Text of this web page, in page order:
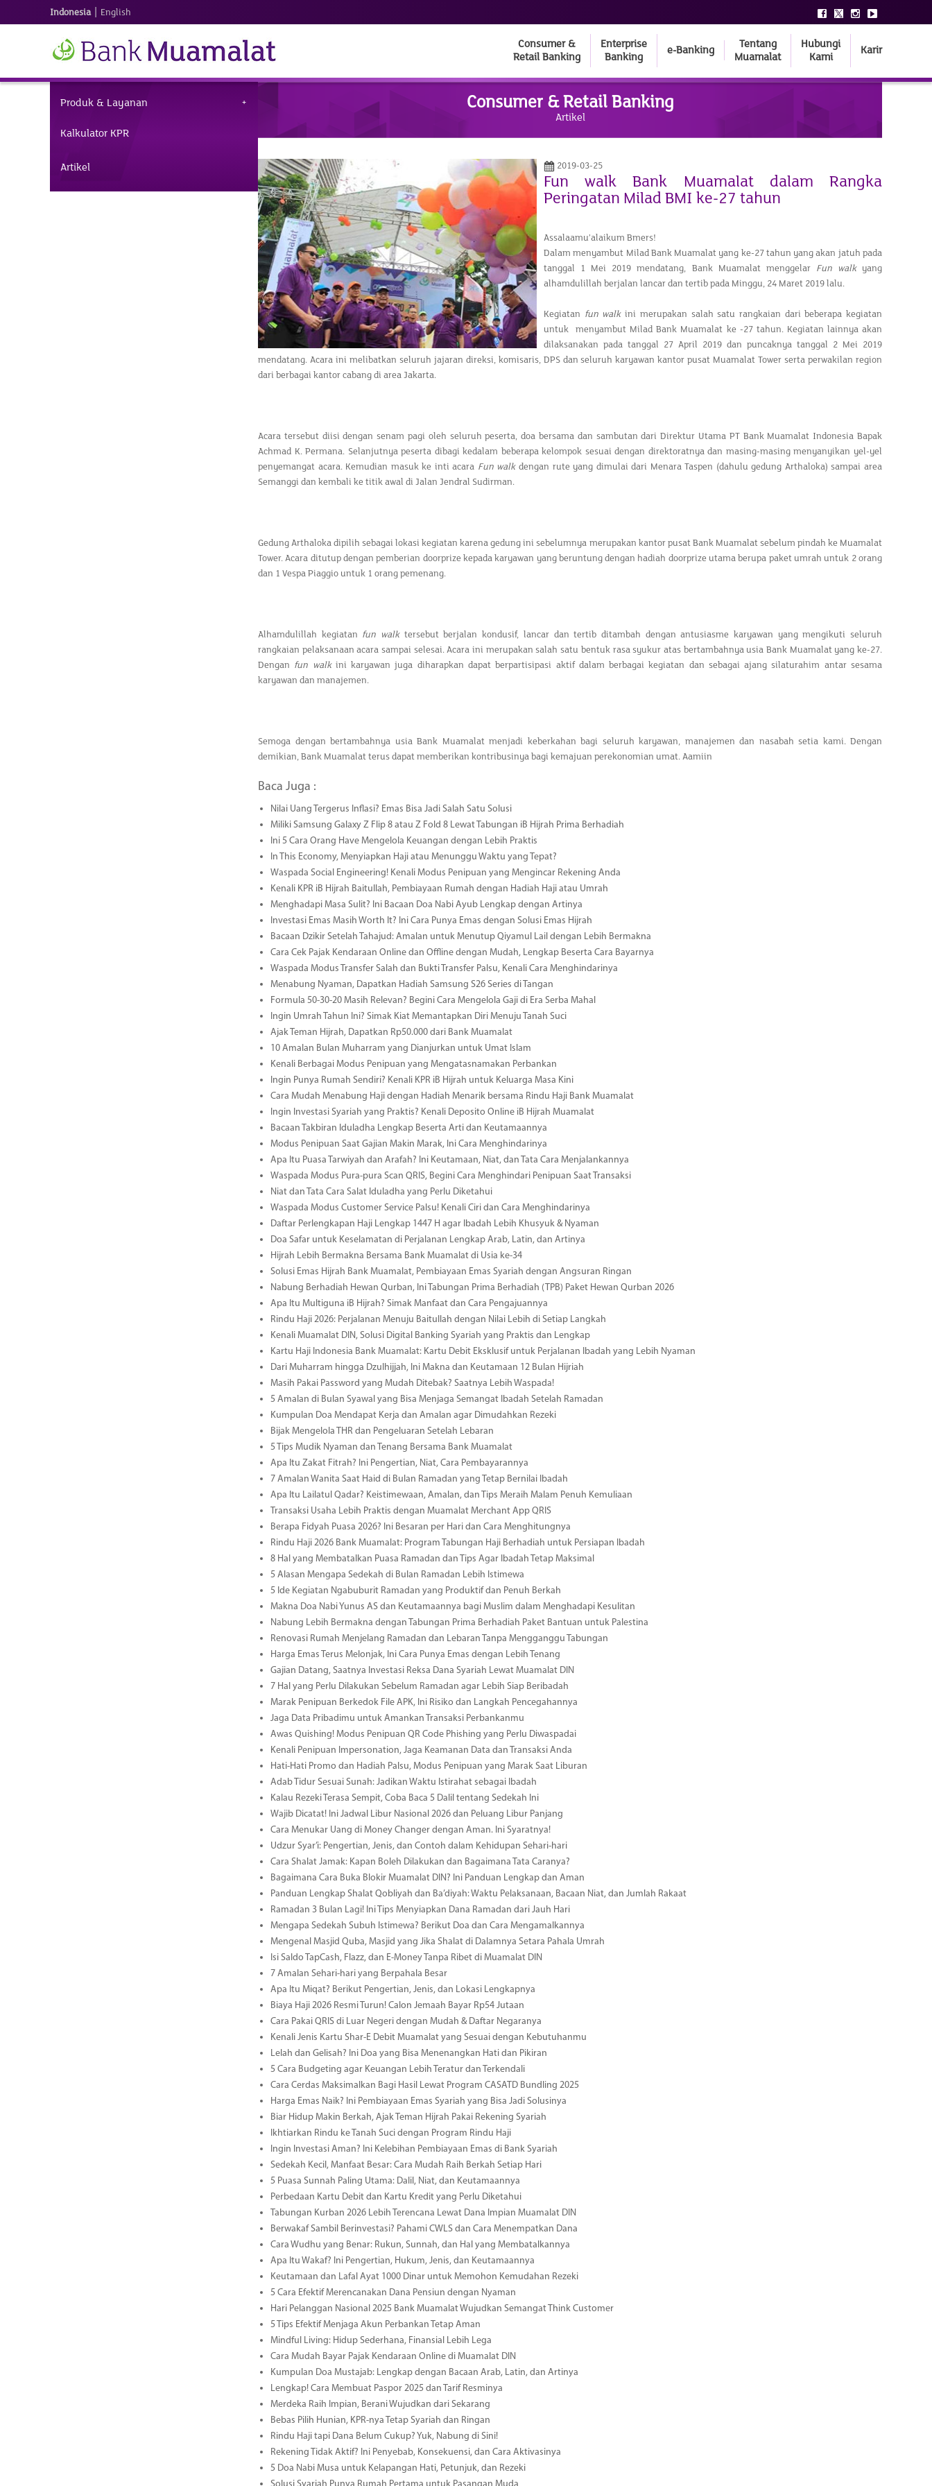
Indonesia | English
Consumer &
Retail Banking
Enterprise
Banking
e-Banking
Tentang
Muamalat
Hubungi
Kami
Karir
Produk & Layanan
Kalkulator KPR
Artikel
Consumer & Retail Banking
Artikel
2019-03-25
Fun walk Bank Muamalat dalam Rangka
Peringatan Milad BMI ke-27 tahun
Assalaamu’alaikum Bmers!
Dalam menyambut Milad Bank Muamalat yang ke-27 tahun yang akan jatuh pada
tanggal 1 Mei 2019 mendatang, Bank Muamalat menggelar Fun walkyang
alhamdulillah berjalan lancar dan tertib pada Minggu, 24 Maret 2019 lalu.
Kegiatan fun walkini merupakan salah satu rangkaian dari beberapa kegiatan
untuk menyambut Milad Bank Muamalat ke -27 tahun. Kegiatan lainnya akan
dilaksanakan pada tanggal 27 April 2019 dan puncaknya tanggal 2 Mei 2019
mendatang. Acara ini melibatkan seluruh jajaran direksi, komisaris, DPS dan seluruh karyawan kantor pusat Muamalat Tower serta perwakilan region
dari berbagai kantor cabang di area Jakarta.
Acara tersebut diisi dengan senam pagi oleh seluruh peserta, doa bersama dan sambutan dari Direktur Utama PT Bank Muamalat Indonesia Bapak
Achmad K. Permana. Selanjutnya peserta dibagi kedalam beberapa kelompok sesuai dengan direktoratnya dan masing-masing menyanyikan yel-yel
penyemangat acara. Kemudian masuk ke inti acara Fun walkdengan rute yang dimulai dari Menara Taspen (dahulu gedung Arthaloka) sampai area
Semanggi dan kembali ke titik awal di Jalan Jendral Sudirman.
Gedung Arthaloka dipilih sebagai lokasi kegiatan karena gedung ini sebelumnya merupakan kantor pusat Bank Muamalat sebelum pindah ke Muamalat
Tower. Acara ditutup dengan pemberian doorprize kepada karyawan yang beruntung dengan hadiah doorprize utama berupa paket umrah untuk 2 orang
dan 1 Vespa Piaggio untuk 1 orang pemenang.
Alhamdulillah kegiatan fun walktersebut berjalan kondusif, lancar dan tertib ditambah dengan antusiasme karyawan yang mengikuti seluruh
rangkaian pelaksanaan acara sampai selesai. Acara ini merupakan salah satu bentuk rasa syukur atas bertambahnya usia Bank Muamalat yang ke-27.
Dengan fun walkini karyawan juga diharapkan dapat berpartisipasi aktif dalam berbagai kegiatan dan sebagai ajang silaturahim antar sesama
karyawan dan manajemen.
Semoga dengan bertambahnya usia Bank Muamalat menjadi keberkahan bagi seluruh karyawan, manajemen dan nasabah setia kami. Dengan
demikian, Bank Muamalat terus dapat memberikan kontribusinya bagi kemajuan perekonomian umat. Aamiin
Baca Juga :
Nilai Uang Tergerus Inflasi? Emas Bisa Jadi Salah Satu Solusi
Miliki Samsung Galaxy Z Flip 8 atau Z Fold 8 Lewat Tabungan iB Hijrah Prima Berhadiah
Ini 5 Cara Orang Have Mengelola Keuangan dengan Lebih Praktis
In This Economy, Menyiapkan Haji atau Menunggu Waktu yang Tepat?
Waspada Social Engineering! Kenali Modus Penipuan yang Mengincar Rekening Anda
Kenali KPR iB Hijrah Baitullah, Pembiayaan Rumah dengan Hadiah Haji atau Umrah
Menghadapi Masa Sulit? Ini Bacaan Doa Nabi Ayub Lengkap dengan Artinya
Investasi Emas Masih Worth It? Ini Cara Punya Emas dengan Solusi Emas Hijrah
Bacaan Dzikir Setelah Tahajud: Amalan untuk Menutup Qiyamul Lail dengan Lebih Bermakna
Cara Cek Pajak Kendaraan Online dan Offline dengan Mudah, Lengkap Beserta Cara Bayarnya
Waspada Modus Transfer Salah dan Bukti Transfer Palsu, Kenali Cara Menghindarinya
Menabung Nyaman, Dapatkan Hadiah Samsung S26 Series di Tangan
Formula 50-30-20 Masih Relevan? Begini Cara Mengelola Gaji di Era Serba Mahal
Ingin Umrah Tahun Ini? Simak Kiat Memantapkan Diri Menuju Tanah Suci
Ajak Teman Hijrah, Dapatkan Rp50.000 dari Bank Muamalat
10 Amalan Bulan Muharram yang Dianjurkan untuk Umat Islam
Kenali Berbagai Modus Penipuan yang Mengatasnamakan Perbankan
Ingin Punya Rumah Sendiri? Kenali KPR iB Hijrah untuk Keluarga Masa Kini
Cara Mudah Menabung Haji dengan Hadiah Menarik bersama Rindu Haji Bank Muamalat
Ingin Investasi Syariah yang Praktis? Kenali Deposito Online iB Hijrah Muamalat
Bacaan Takbiran Iduladha Lengkap Beserta Arti dan Keutamaannya
Modus Penipuan Saat Gajian Makin Marak, Ini Cara Menghindarinya
Apa Itu Puasa Tarwiyah dan Arafah? Ini Keutamaan, Niat, dan Tata Cara Menjalankannya
Waspada Modus Pura-pura Scan QRIS, Begini Cara Menghindari Penipuan Saat Transaksi
Niat dan Tata Cara Salat Iduladha yang Perlu Diketahui
Waspada Modus Customer Service Palsu! Kenali Ciri dan Cara Menghindarinya
Daftar Perlengkapan Haji Lengkap 1447 H agar Ibadah Lebih Khusyuk & Nyaman
Doa Safar untuk Keselamatan di Perjalanan Lengkap Arab, Latin, dan Artinya
Hijrah Lebih Bermakna Bersama Bank Muamalat di Usia ke-34
Solusi Emas Hijrah Bank Muamalat, Pembiayaan Emas Syariah dengan Angsuran Ringan
Nabung Berhadiah Hewan Qurban, Ini Tabungan Prima Berhadiah (TPB) Paket Hewan Qurban 2026
Apa Itu Multiguna iB Hijrah? Simak Manfaat dan Cara Pengajuannya
Rindu Haji 2026: Perjalanan Menuju Baitullah dengan Nilai Lebih di Setiap Langkah
Kenali Muamalat DIN, Solusi Digital Banking Syariah yang Praktis dan Lengkap
Kartu Haji Indonesia Bank Muamalat: Kartu Debit Eksklusif untuk Perjalanan Ibadah yang Lebih Nyaman
Dari Muharram hingga Dzulhijjah, Ini Makna dan Keutamaan 12 Bulan Hijriah
Masih Pakai Password yang Mudah Ditebak? Saatnya Lebih Waspada!
5 Amalan di Bulan Syawal yang Bisa Menjaga Semangat Ibadah Setelah Ramadan
Kumpulan Doa Mendapat Kerja dan Amalan agar Dimudahkan Rezeki
Bijak Mengelola THR dan Pengeluaran Setelah Lebaran
5 Tips Mudik Nyaman dan Tenang Bersama Bank Muamalat
Apa Itu Zakat Fitrah? Ini Pengertian, Niat, Cara Pembayarannya
7 Amalan Wanita Saat Haid di Bulan Ramadan yang Tetap Bernilai Ibadah
Apa Itu Lailatul Qadar? Keistimewaan, Amalan, dan Tips Meraih Malam Penuh Kemuliaan
Transaksi Usaha Lebih Praktis dengan Muamalat Merchant App QRIS
Berapa Fidyah Puasa 2026? Ini Besaran per Hari dan Cara Menghitungnya
Rindu Haji 2026 Bank Muamalat: Program Tabungan Haji Berhadiah untuk Persiapan Ibadah
8 Hal yang Membatalkan Puasa Ramadan dan Tips Agar Ibadah Tetap Maksimal
5 Alasan Mengapa Sedekah di Bulan Ramadan Lebih Istimewa
5 Ide Kegiatan Ngabuburit Ramadan yang Produktif dan Penuh Berkah
Makna Doa Nabi Yunus AS dan Keutamaannya bagi Muslim dalam Menghadapi Kesulitan
Nabung Lebih Bermakna dengan Tabungan Prima Berhadiah Paket Bantuan untuk Palestina
Renovasi Rumah Menjelang Ramadan dan Lebaran Tanpa Mengganggu Tabungan
Harga Emas Terus Melonjak, Ini Cara Punya Emas dengan Lebih Tenang
Gajian Datang, Saatnya Investasi Reksa Dana Syariah Lewat Muamalat DIN
7 Hal yang Perlu Dilakukan Sebelum Ramadan agar Lebih Siap Beribadah
Marak Penipuan Berkedok File APK, Ini Risiko dan Langkah Pencegahannya
Jaga Data Pribadimu untuk Amankan Transaksi Perbankanmu
Awas Quishing! Modus Penipuan QR Code Phishing yang Perlu Diwaspadai
Kenali Penipuan Impersonation, Jaga Keamanan Data dan Transaksi Anda
Hati-Hati Promo dan Hadiah Palsu, Modus Penipuan yang Marak Saat Liburan
Adab Tidur Sesuai Sunah: Jadikan Waktu Istirahat sebagai Ibadah
Kalau Rezeki Terasa Sempit, Coba Baca 5 Dalil tentang Sedekah Ini
Wajib Dicatat! Ini Jadwal Libur Nasional 2026 dan Peluang Libur Panjang
Cara Menukar Uang di Money Changer dengan Aman. Ini Syaratnya!
Udzur Syar’i: Pengertian, Jenis, dan Contoh dalam Kehidupan Sehari-hari
Cara Shalat Jamak: Kapan Boleh Dilakukan dan Bagaimana Tata Caranya?
Bagaimana Cara Buka Blokir Muamalat DIN? Ini Panduan Lengkap dan Aman
Panduan Lengkap Shalat Qobliyah dan Ba’diyah: Waktu Pelaksanaan, Bacaan Niat, dan Jumlah Rakaat
Ramadan 3 Bulan Lagi! Ini Tips Menyiapkan Dana Ramadan dari Jauh Hari
Mengapa Sedekah Subuh Istimewa? Berikut Doa dan Cara Mengamalkannya
Mengenal Masjid Quba, Masjid yang Jika Shalat di Dalamnya Setara Pahala Umrah
Isi Saldo TapCash, Flazz, dan E-Money Tanpa Ribet di Muamalat DIN
7 Amalan Sehari-hari yang Berpahala Besar
Apa Itu Miqat? Berikut Pengertian, Jenis, dan Lokasi Lengkapnya
Biaya Haji 2026 Resmi Turun! Calon Jemaah Bayar Rp54 Jutaan
Cara Pakai QRIS di Luar Negeri dengan Mudah & Daftar Negaranya
Kenali Jenis Kartu Shar-E Debit Muamalat yang Sesuai dengan Kebutuhanmu
Lelah dan Gelisah? Ini Doa yang Bisa Menenangkan Hati dan Pikiran
5 Cara Budgeting agar Keuangan Lebih Teratur dan Terkendali
Cara Cerdas Maksimalkan Bagi Hasil Lewat Program CASATD Bundling 2025
Harga Emas Naik? Ini Pembiayaan Emas Syariah yang Bisa Jadi Solusinya
Biar Hidup Makin Berkah, Ajak Teman Hijrah Pakai Rekening Syariah
Ikhtiarkan Rindu ke Tanah Suci dengan Program Rindu Haji
Ingin Investasi Aman? Ini Kelebihan Pembiayaan Emas di Bank Syariah
Sedekah Kecil, Manfaat Besar: Cara Mudah Raih Berkah Setiap Hari
5 Puasa Sunnah Paling Utama: Dalil, Niat, dan Keutamaannya
Perbedaan Kartu Debit dan Kartu Kredit yang Perlu Diketahui
Tabungan Kurban 2026 Lebih Terencana Lewat Dana Impian Muamalat DIN
Berwakaf Sambil Berinvestasi? Pahami CWLS dan Cara Menempatkan Dana
Cara Wudhu yang Benar: Rukun, Sunnah, dan Hal yang Membatalkannya
Apa Itu Wakaf? Ini Pengertian, Hukum, Jenis, dan Keutamaannya
Keutamaan dan Lafal Ayat 1000 Dinar untuk Memohon Kemudahan Rezeki
5 Cara Efektif Merencanakan Dana Pensiun dengan Nyaman
Hari Pelanggan Nasional 2025 Bank Muamalat Wujudkan Semangat Think Customer
5 Tips Efektif Menjaga Akun Perbankan Tetap Aman
Mindful Living: Hidup Sederhana, Finansial Lebih Lega
Cara Mudah Bayar Pajak Kendaraan Online di Muamalat DIN
Kumpulan Doa Mustajab: Lengkap dengan Bacaan Arab, Latin, dan Artinya
Lengkap! Cara Membuat Paspor 2025 dan Tarif Resminya
Merdeka Raih Impian, Berani Wujudkan dari Sekarang
Bebas Pilih Hunian, KPR-nya Tetap Syariah dan Ringan
Rindu Haji tapi Dana Belum Cukup? Yuk, Nabung di Sini!
Rekening Tidak Aktif? Ini Penyebab, Konsekuensi, dan Cara Aktivasinya
5 Doa Nabi Musa untuk Kelapangan Hati, Petunjuk, dan Rezeki